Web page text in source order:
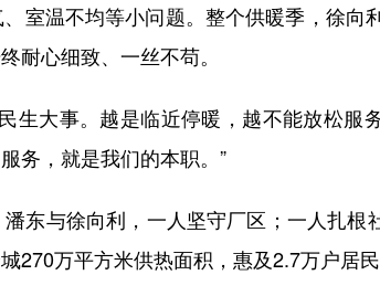
温不均等小问题。整个供暖季，徐向
耐心细致、一丝不苟。
大事。越是临近停暖，越不能放松服
务，就是我们的本职。”
与徐向利，一人坚守厂区；一人扎根
万平方米供热面积，惠及2.7万户居民